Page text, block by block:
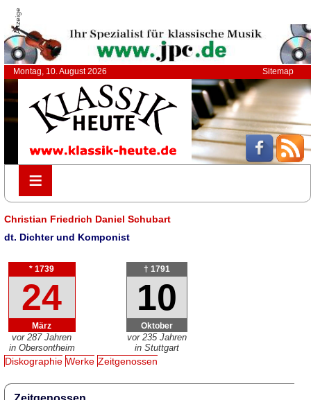
Anzeige
Montag, 10. August 2026 Sitemap
≡
≡
Christian Friedrich Daniel Schubart
dt. Dichter und Komponist
* 1739
24
März
vor 287 Jahren
in Obersontheim
† 1791
10
Oktober
vor 235 Jahren
in Stuttgart
Diskographie Werke Zeitgenossen